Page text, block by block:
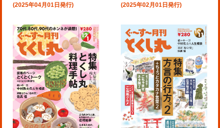
(2025年04月01日発行) (2025年02月01日発行)